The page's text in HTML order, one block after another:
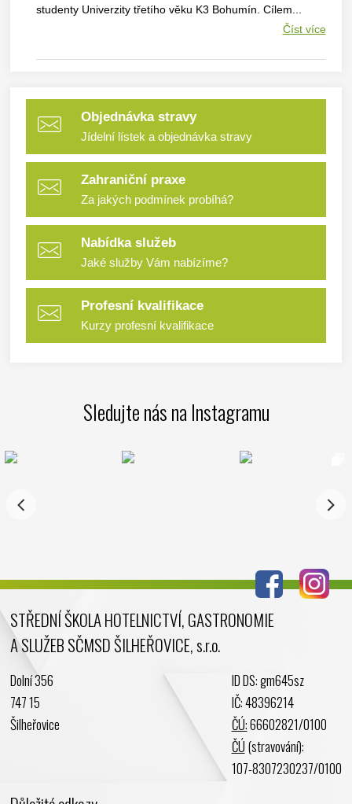
studenty Univerzity třetího věku K3 Bohumín. Cílem...
Číst více
Objednávka stravy
Jídelní lístek a objednávka stravy
Zahraniční praxe
Za jakých podmínek probíhá?
Nabídka služeb
Jaké služby Vám nabízíme?
Profesní kvalifikace
Kurzy profesní kvalifikace
Sledujte nás na Instagramu
STŘEDNÍ ŠKOLA HOTELNICTVÍ, GASTRONOMIE
A SLUŽEB SČMSD ŠILHEŘOVICE, s.r.o.
Dolní 356
747 15
Šilheřovice
ID DS: gm645sz
IČ: 48396214
ČÚ:66602821/0100
ČÚ (stravování):
107-8307230237/0100